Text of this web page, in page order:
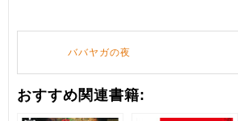
ババヤガの夜
おすすめ関連書籍: